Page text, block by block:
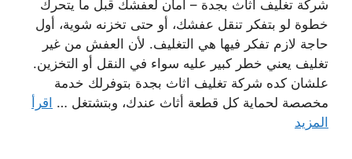
شركة تغليف اثاث بجدة – أمان لعفشك قبل ما يتحرك
خطوة لو بتفكر تنقل عفشك، أو حتى تخزنه شوية، أول
حاجة لازم تفكر فيها هي التغليف. لأن العفش من غير
تغليف يعني خطر كبير عليه سواء في النقل أو التخزين.
علشان كده شركة تغليف اثاث بجدة بتوفرلك خدمة
مخصصة لحماية كل قطعة أثاث عندك، وبتشتغل … اقرأ
المزيد